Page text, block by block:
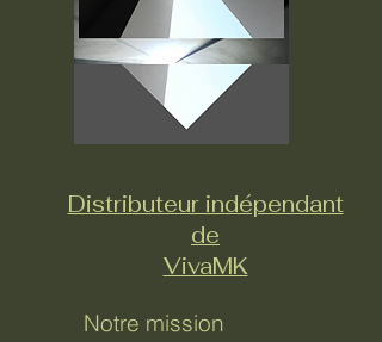
Distributeur indépendant
de
VivaMK
Notre mission